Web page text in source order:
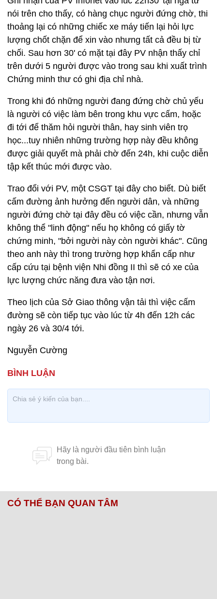
nói trên cho thấy, có hàng chục người đứng chờ, thi
thoảng lại có những chiếc xe máy tiến lại hỏi lực
lượng chốt chặn để xin vào nhưng tất cả đều bị từ
chối. Sau hơn 30' có mặt tại đây PV nhận thấy chỉ
trên dưới 5 người được vào trong sau khi xuất trình
Chứng minh thư có ghi địa chỉ nhà.
Trong khi đó những người đang đứng chờ chủ yếu
là người có việc làm bên trong khu vực cấm, hoặc
đi tới để thăm hỏi người thân, hay sinh viên trọ
học...tuy nhiên những trường hợp này đều không
được giải quyết mà phải chờ đến 24h, khi cuộc diễn
tập kết thúc mới được vào.
Trao đổi với PV, một CSGT tại đây cho biết. Dù biết
cấm đường ảnh hưởng đến người dân, và những
người đứng chờ tại đây đều có việc cần, nhưng vẫn
không thể "linh động" nếu họ không có giấy tờ
chứng minh, "bởi người này còn người khác". Cũng
theo anh này thì trong trường hợp khẩn cấp như
cấp cứu tại bệnh viện Nhi đồng II thì sẽ có xe của
lực lượng chức năng đưa vào tận nơi.
Theo lịch của Sở Giao thông vận tải thì việc cấm
đường sẽ còn tiếp tục vào lúc từ 4h đến 12h các
ngày 26 và 30/4 tới.
Nguyễn Cường
CÓ THỂ BẠN QUAN TÂM